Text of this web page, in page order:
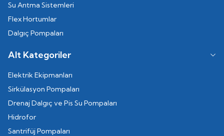
Su Arıtma Sistemleri
Flex Hortumlar
Dalgıç Pompaları
Alt Kategoriler
Elektrik Ekipmanları
Sirkülasyon Pompaları
Drenaj Dalgıç ve Pis Su Pompaları
Hidrofor
Santrifüj Pompaları